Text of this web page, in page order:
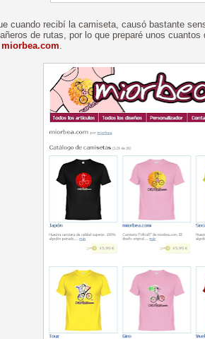
cuando recibí la camiseta, causó bastante
de rutas, por lo que preparé unos cuantos
.